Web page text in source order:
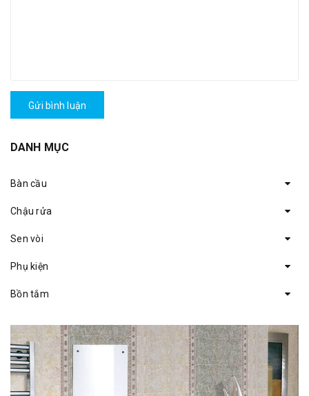
Gửi bình luận
DANH MỤC
Bàn cầu
Chậu rửa
Sen vòi
Phụ kiện
Bồn tắm